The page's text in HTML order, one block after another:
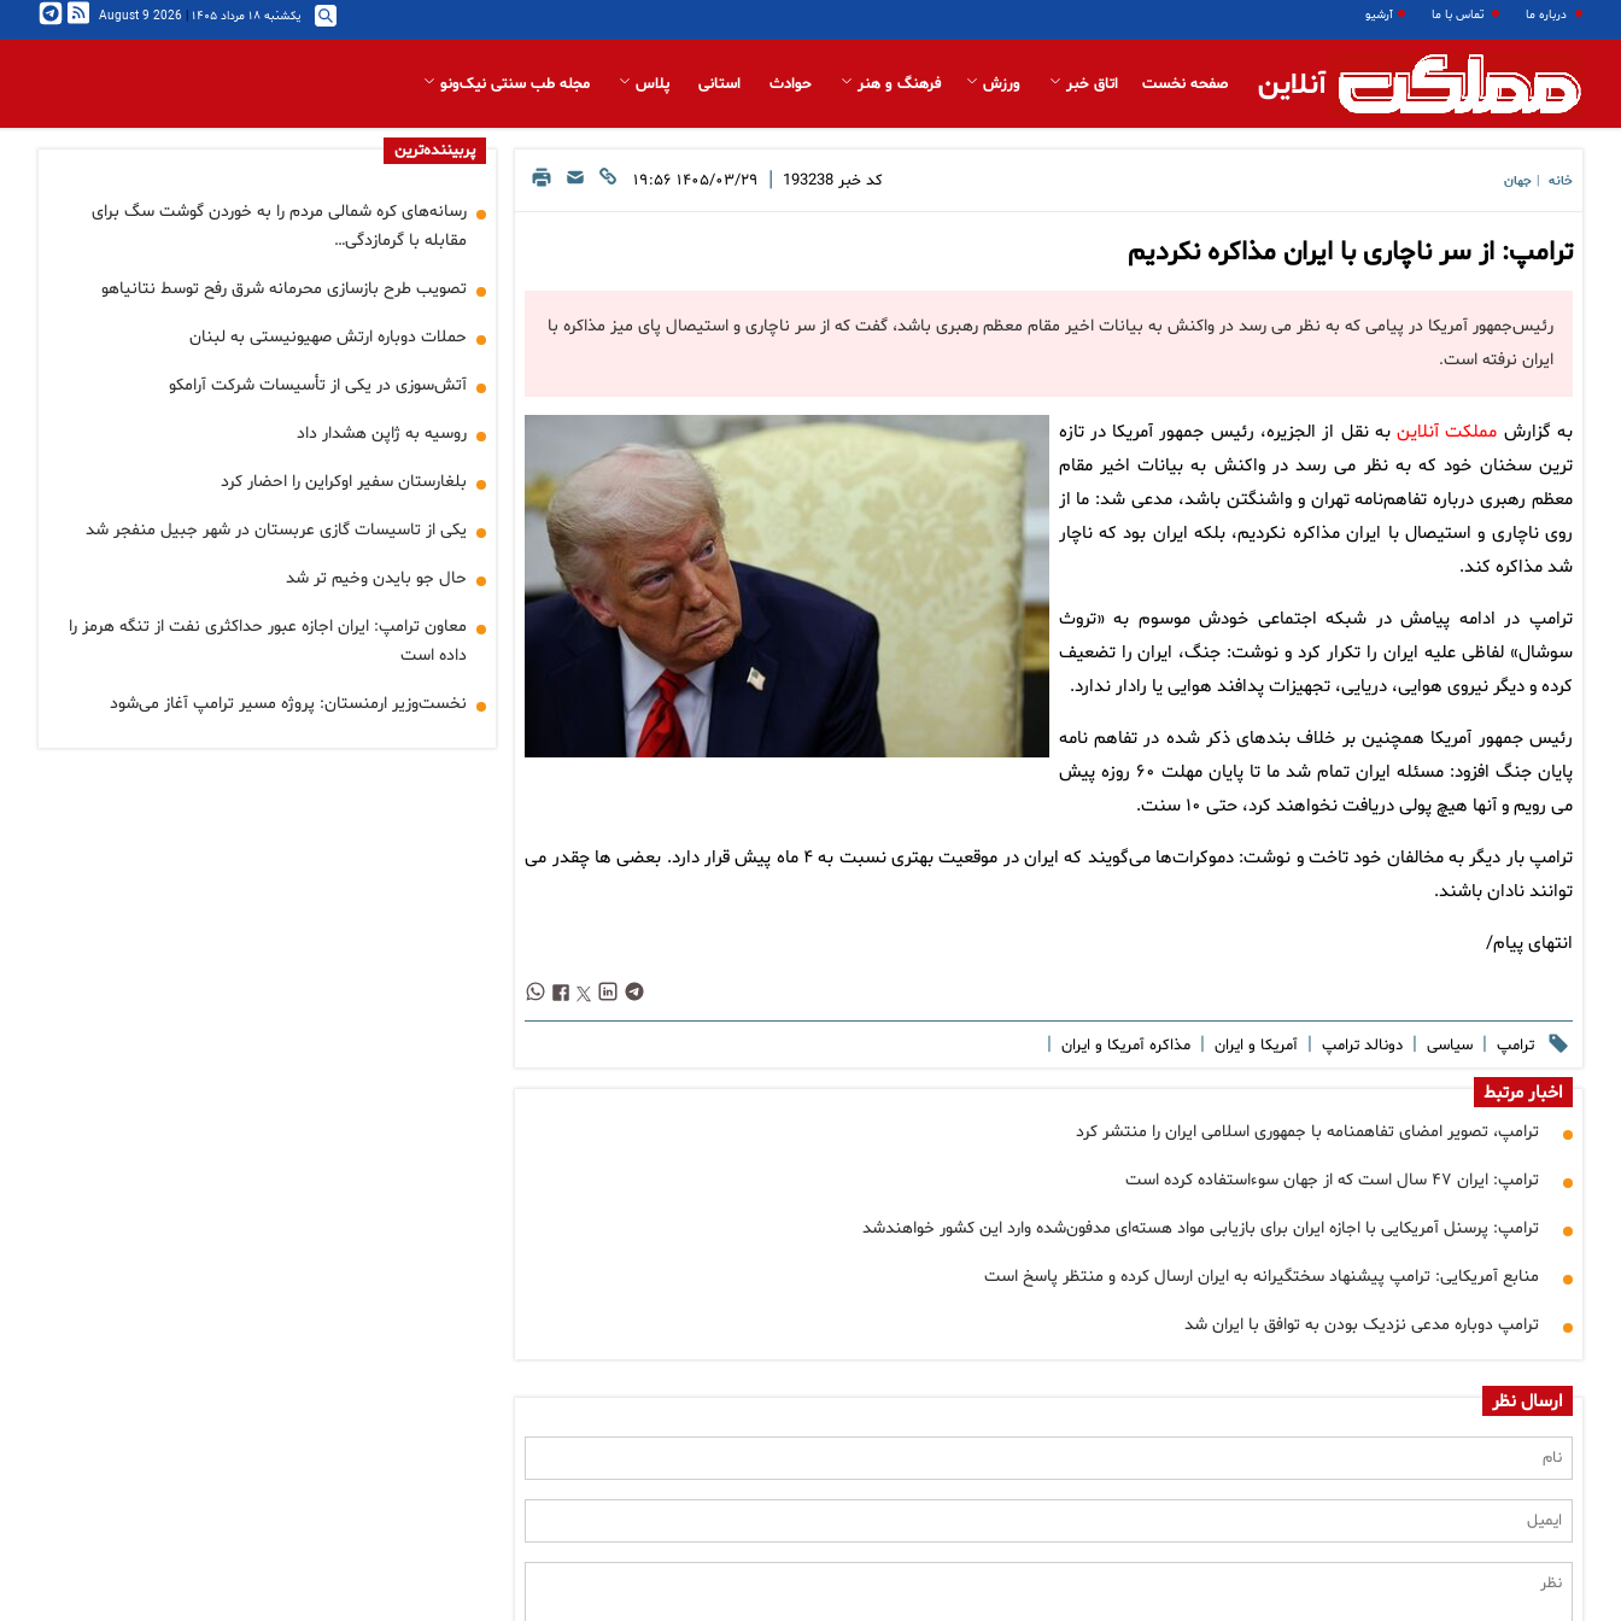
درباره ما تماس با ما آرشیو یکشنبه ۱۸ مرداد ۱۴۰۵ |
2026 August 9
آنلاین صفحه نخست اتاق خبر ورزش فرهنگ و هنر حوادث استانی پلاس مجله طب سنتی نیک‌ونو
خانه جهان کد خبر 193238
| ۱۴۰۵/۰۳/۲۹ ۱۹:۵۶
ترامپ: از سر ناچاری با ایران مذاکره نکردیم
رئیس‌جمهور آمریکا در پیامی که به نظر می رسد در واکنش به بیانات اخیر مقام معظم رهبری باشد،‌ گفت که از سر ناچاری و استیصال پای میز مذاکره با
ایران نرفته است.
به گزارش مملکت آنلاینبه نقل از الجزیره، رئیس جمهور آمریکا در تازه
ترین سخنان خود که به نظر می رسد در واکنش به بیانات اخیر مقام
معظم رهبری درباره تفاهم‌نامه تهران و واشنگتن باشد، مدعی شد: ما از
روی ناچاری و استیصال با ایران مذاکره نکردیم، بلکه ایران بود که ناچار
شد مذاکره کند.
ترامپ در ادامه پیامش در شبکه اجتماعی خودش موسوم به «تروث
سوشال» لفاظی علیه ایران را تکرار کرد و نوشت: جنگ، ایران را تضعیف
کرده و دیگر نیروی هوایی، دریایی، تجهیزات پدافند هوایی یا رادار ندارد.
رئیس جمهور آمریکا همچنین بر خلاف بندهای ذکر شده در تفاهم نامه
پایان جنگ افزود: مسئله ایران تمام شد ما تا پایان مهلت ۶۰ روزه پیش
می رویم و آنها هیچ پولی دریافت نخواهند کرد، حتی ۱۰ سنت.
ترامپ بار دیگر به مخالفان خود تاخت و نوشت: دموکرات‌ها می‌گویند که ایران در موقعیت بهتری نسبت به ۴ ماه پیش قرار دارد. بعضی ها چقدر می
توانند نادان باشند.
انتهای پیام/
ترامپ | سیاسی | دونالد ترامپ | آمریکا و ایران | مذاکره آمریکا و ایران |
اخبار مرتبط
ترامپ، تصویر امضای تفاهمنامه با جمهوری اسلامی ایران را منتشر کرد
ترامپ: ایران ۴۷ سال است که از جهان سوءاستفاده کرده است
ترامپ: پرسنل آمریکایی با اجازه ایران برای بازیابی مواد هسته‌ای مدفون‌شده وارد این کشور خواهندشد
منابع آمریکایی: ترامپ پیشنهاد سختگیرانه به ایران ارسال کرده و منتظر پاسخ است
ترامپ دوباره مدعی نزدیک بودن به توافق با ایران شد
ارسال نظر
پربیننده‌ترین
رسانه‌های کره شمالی مردم را به خوردن گوشت سگ برای
مقابله با گرمازدگی…
تصویب طرح بازسازی محرمانه شرق رفح توسط نتانیاهو
حملات دوباره ارتش صهیونیستی به لبنان
آتش‌سوزی در یکی از تأسیسات شرکت آرامکو
روسیه به ژاپن هشدار داد
بلغارستان سفیر اوکراین را احضار کرد
یکی از تاسیسات گازی عربستان در شهر جبیل منفجر شد
حال جو بایدن وخیم تر شد
معاون ترامپ: ایران اجازه عبور حداکثری نفت از تنگه هرمز را
داده است
نخست‌وزیر ارمنستان: پروژه مسیر ترامپ آغاز می‌شود